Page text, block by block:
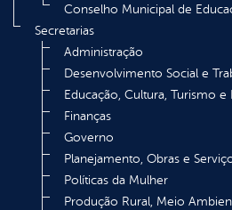
Conselho Municipal de
Secretarias
Administração
Desenvolvimento Social e
Educação, Cultura, Turismo e
Finanças
Governo
Planejamento, Obras e
Políticas da Mulher
Produção Rural, Meio